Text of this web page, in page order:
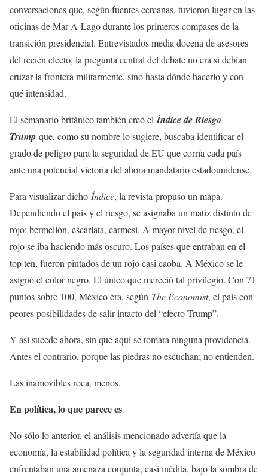
conversaciones que, según fuentes cercanas, tuvieron lugar en las
oficinas de Mar-A-Lago durante los primeros compases de la
transición presidencial. Entrevistados media docena de asesores
del recién electo, la pregunta central del debate no era si debían
cruzar la frontera militarmente, sino hasta dónde hacerlo y con
qué intensidad.
El semanario británico también creó el Índice de Riesgo
Trump que, como su nombre lo sugiere, buscaba identificar el
grado de peligro para la seguridad de EU que corría cada país
ante una potencial victoria del ahora mandatario estadounidense.
Para visualizar dicho Índice, la revista propuso un mapa.
Dependiendo el país y el riesgo, se asignaba un matiz distinto de
rojo: bermellón, escarlata, carmesí. A mayor nivel de riesgo, el
rojo se iba haciendo más oscuro. Los países que entraban en el
top ten, fueron pintados de un rojo casi caoba. A México se le
asignó el color negro. El único que mereció tal privilegio. Con 71
puntos sobre 100, México era, según The Economist, el país con
peores posibilidades de salir intacto del “efecto Trump”.
Y así sucede ahora, sin que aquí se tomara ninguna providencia.
Antes el contrario, porque las piedras no escuchan; no entienden.
Las inamovibles roca, menos.
En política, lo que parece es
No sólo lo anterior, el análisis mencionado advertía que la
economía, la estabilidad política y la seguridad interna de México
enfrentaban una amenaza conjunta, casi inédita, bajo la sombra de